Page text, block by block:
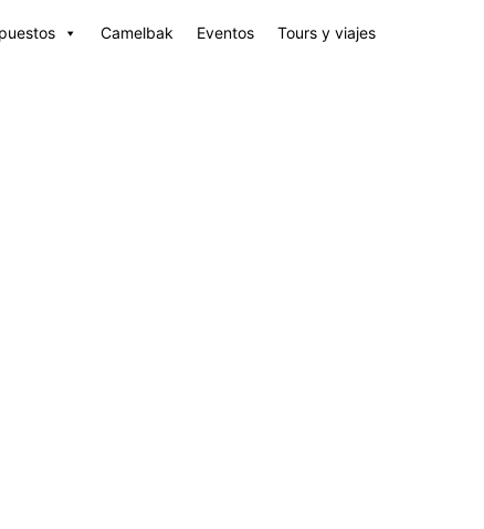
Camelbak Eventos Tours y viajes